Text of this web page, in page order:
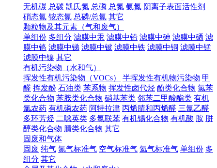
无机碳 总碳 凯氏氮 总磷 总氮 氨氮 阴离子表面活性剂
硝态氮 铵态氮 总磷/总氮 其它
颗粒物及其元素（气和废气）
单组份 多组分 滤膜中汞 滤膜中铅 滤膜中砷 滤膜中硒 滤
膜中铬 滤膜中锑 滤膜中铍 滤膜中铁 滤膜中铜 滤膜中锰
滤膜中镍 其它
有机污染物（水和气）
挥发性有机污染物（VOCs）
半挥发性有机物污染物 甲
醛 挥发酚 石油类 苯系物 挥发性卤代烃 酚类化合物 氯苯
类化合物 苯胺类化合物 硝基苯类 邻苯二甲酸酯类 有机
氯农药 有机磷农药 阿特拉津 丙烯腈和丙烯醛 三氯乙醛
多环芳烃 二噁英类 多氯联苯 有机锡化合物 有机酸 胺 肼
醇类化合物 腈类化合物 其它
固废和气体
固废 纯气 氮气标准气 空气标准气 氦气标准气 单组份 多
组分 其它